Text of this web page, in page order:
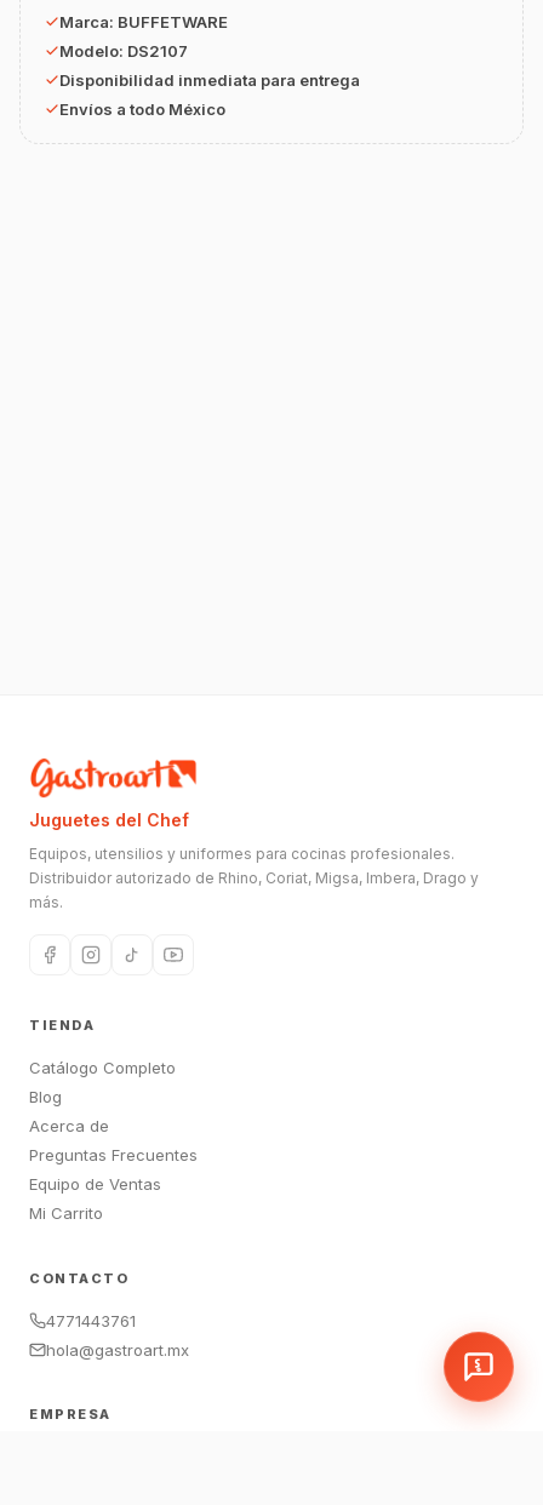
Marca: BUFFETWARE
Modelo: DS2107
Disponibilidad inmediata para entrega
Envíos a todo México
Ver sucursales y contacto
Juguetes del Chef
Equipos, utensilios y uniformes para cocinas profesionales.
Distribuidor autorizado de Rhino, Coriat, Migsa, Imbera, Drago y
más.
TIENDA
Catálogo Completo
Blog
Acerca de
Preguntas Frecuentes
Equipo de Ventas
Mi Carrito
CONTACTO
4771443761
hola@gastroart.mx
EMPRESA